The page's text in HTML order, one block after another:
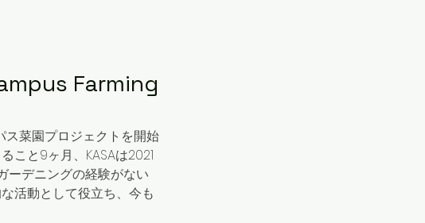
Farming
ス菜園プロジェクトを開始
こと9ヶ月、KASAは2021
ーデニングの経験がない
活動として役立ち、今も